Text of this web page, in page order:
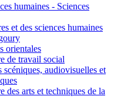
humaines - Sciences
et des sciences humaines
orientales
de travail social
scéniques, audiovisuelles et
des arts et techniques de la